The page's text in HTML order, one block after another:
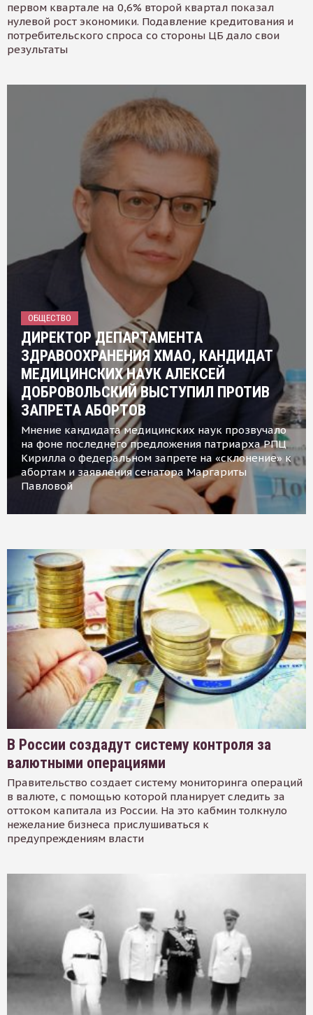
первом квартале на 0,6% второй квартал показал
нулевой рост экономики. Подавление кредитования и
потребительского спроса со стороны ЦБ дало свои
результаты
ОБЩЕСТВО
ДИРЕКТОР ДЕПАРТАМЕНТА
ЗДРАВООХРАНЕНИЯ ХМАО, КАНДИДАТ
МЕДИЦИНСКИХ НАУК АЛЕКСЕЙ
ДОБРОВОЛЬСКИЙ ВЫСТУПИЛ ПРОТИВ
ЗАПРЕТА АБОРТОВ
Мнение кандидата медицинских наук прозвучало
на фоне последнего предложения патриарха РПЦ
Кирилла о федеральном запрете на «склонение» к
абортам и заявления сенатора Маргариты
Павловой
В России создадут систему контроля за
валютными операциями
Правительство создает систему мониторинга операций
в валюте, с помощью которой планирует следить за
оттоком капитала из России. На это кабмин толкнуло
нежелание бизнеса прислушиваться к
предупреждениям власти